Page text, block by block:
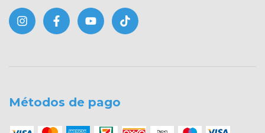
Métodos de pago